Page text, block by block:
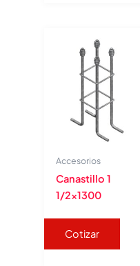
Accesorios
Canastillo 1
1/2×1300
Cotizar